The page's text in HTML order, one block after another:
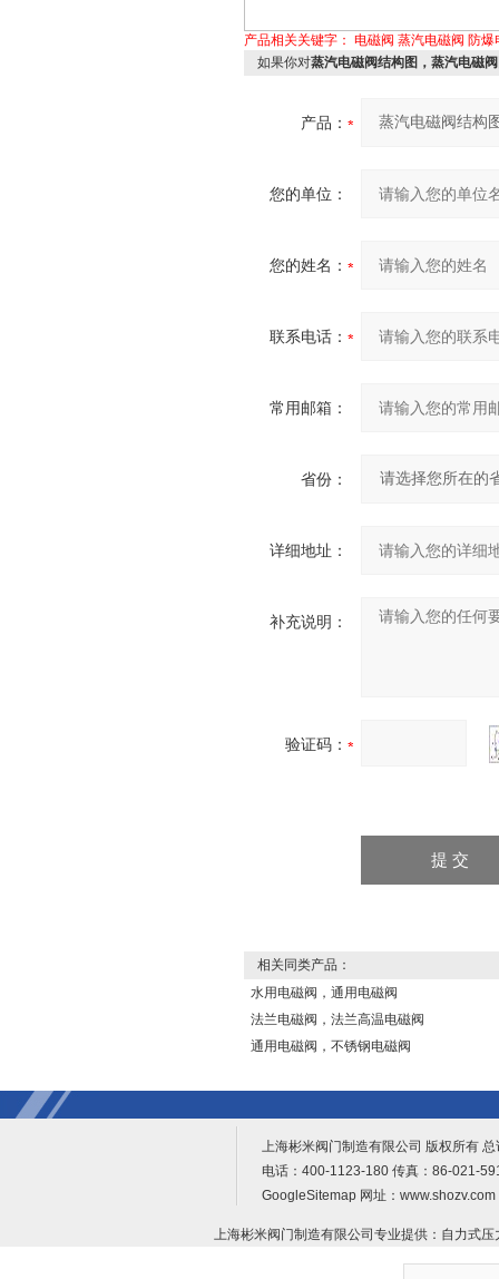
产品相关关键字： 电磁阀 蒸汽电磁阀 防爆
如果你对蒸汽电磁阀结构图，蒸汽电磁
产品：
您的单位：
您的姓名：
联系电话：
常用邮箱：
省份：
详细地址：
补充说明：
验证码：
相关同类产品：
水用电磁阀，通用电磁阀
法兰电磁阀，法兰高温电磁阀
通用电磁阀，不锈钢电磁阀
上海彬米阀门制造有限公司 版权所有
电话：400-1123-180 传真：86-021-
GoogleSitemap 网址：
上海彬米阀门制造有限公司专业提供： 自力式压